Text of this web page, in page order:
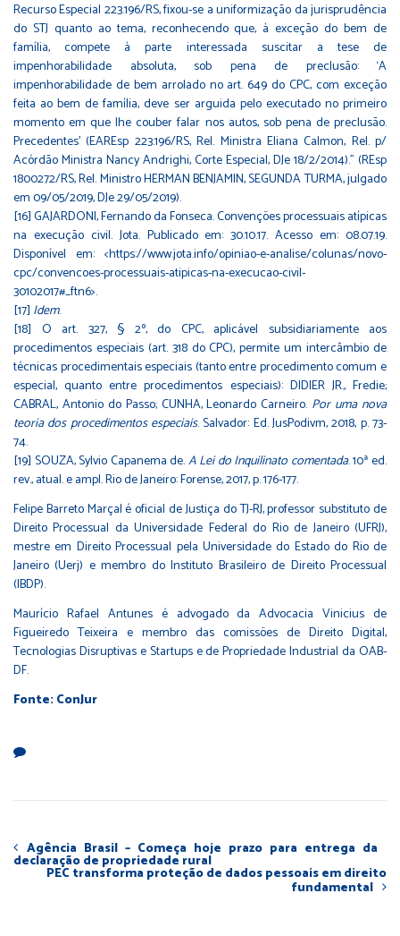
Recurso Especial 223.196/RS, fixou-se a uniformização da jurisprudência
do STJ quanto ao tema, reconhecendo que, à exceção do bem de
família, compete à parte interessada suscitar a tese de
impenhorabilidade absoluta, sob pena de preclusão: ‘A
impenhorabilidade de bem arrolado no art. 649 do CPC, com exceção
feita ao bem de família, deve ser arguida pelo executado no primeiro
momento em que lhe couber falar nos autos, sob pena de preclusão.
Precedentes’ (EAREsp 223.196/RS, Rel. Ministra Eliana Calmon, Rel. p/
Acórdão Ministra Nancy Andrighi, Corte Especial, DJe 18/2/2014).” (REsp
1800272/RS, Rel. Ministro HERMAN BENJAMIN, SEGUNDA TURMA, julgado
em 09/05/2019, DJe 29/05/2019).
[16]GAJARDONI, Fernando da Fonseca. Convenções processuais atípicas
na execução civil. Jota. Publicado em: 30.10.17. Acesso em: 08.07.19.
Disponível em: <https://www.jota.info/opiniao-e-analise/colunas/novo-
cpc/convencoes-processuais-atipicas-na-execucao-civil-
30102017#_ftn6>.
[17] Idem.
[18] O art. 327, § 2º, do CPC, aplicável subsidiariamente aos
procedimentos especiais (art. 318 do CPC), permite um intercâmbio de
técnicas procedimentais especiais (tanto entre procedimento comum e
especial, quanto entre procedimentos especiais): DIDIER JR., Fredie;
CABRAL, Antonio do Passo; CUNHA, Leonardo Carneiro. Por uma nova
teoria dos procedimentos especiais. Salvador: Ed. JusPodivm, 2018, p. 73-
74.
[19] SOUZA, Sylvio Capanema de.A Lei do Inquilinato comentada. 10ª ed.
rev., atual. e ampl. Rio de Janeiro: Forense, 2017, p. 176-177.
Felipe Barreto Marçalé oficial de Justiça do TJ-RJ, professor substituto de
Direito Processual da Universidade Federal do Rio de Janeiro (UFRJ),
mestre em Direito Processual pela Universidade do Estado do Rio de
Janeiro (Uerj) e membro do Instituto Brasileiro de Direito Processual
(IBDP).
Maurício Rafael Antunesé advogado da Advocacia Vinicius de
Figueiredo Teixeira e membro das comissões de Direito Digital,
Tecnologias Disruptivas e Startups e de Propriedade Industrial da OAB-
DF.
Fonte: ConJur
Agência Brasil – Começa hoje prazo para entrega da
declaração de propriedade rural
PEC transforma proteção de dados pessoais em direito
fundamental